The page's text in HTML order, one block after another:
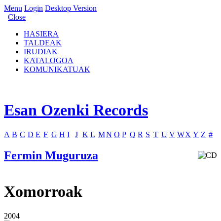
Menu Login Desktop Version
Close
HASIERA
TALDEAK
IRUDIAK
KATALOGOA
KOMUNIKATUAK
Esan Ozenki Records
A B C D E F G H I J K L MN O P Q R S T U V WX Y Z #
Fermin Muguruza
Xomorroak
2004